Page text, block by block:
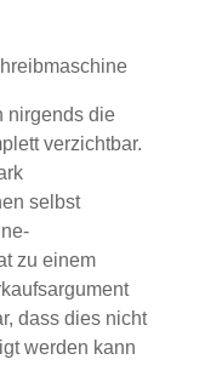
nirgends die
verzichtbar.
selbst
zu einem
dass dies nicht
werden kann